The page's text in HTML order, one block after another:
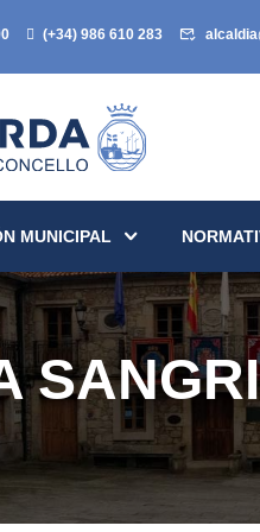
(+34) 986 610 283
MUNICIPAL